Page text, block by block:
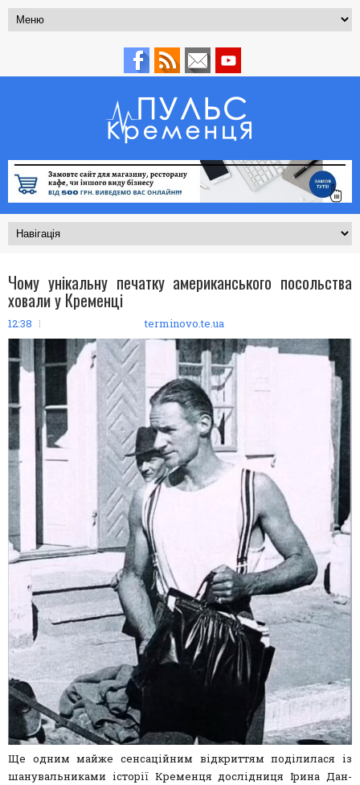
Чому унікальну печатку американського посольства
ховали у Кременці
12:38 terminovo.te.ua
Ще одним майже сенсаційним відкриттям поділилася із
шанувальниками історії Кременця дослідниця Ірина Дан-